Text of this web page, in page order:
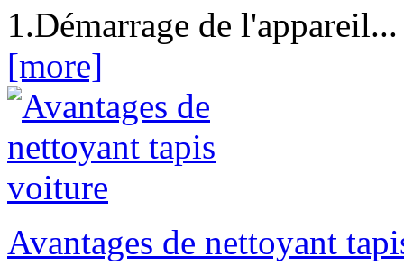
1.Démarrage de
[more]
Avantages de nettoyant